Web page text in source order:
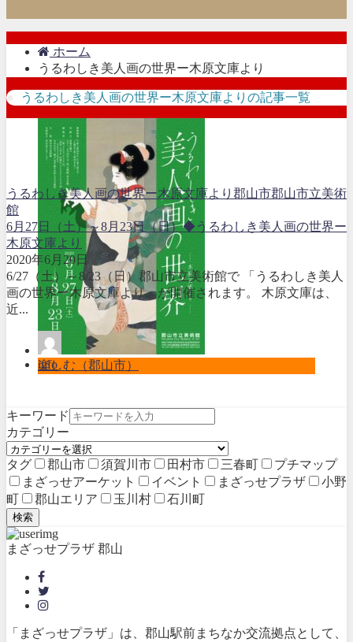
ホーム
うるわしき美人画の世界ー木原文庫より
うるわしき美人画の世界ー木原文庫よりの記事一覧
楽しむ（郡山市）
うるわしき美人画の世界ー木原文庫より 郡山市郡山市立美術
館
6月27日（土）～8月23日（日）◆うるわしき美人画の世界ー
木原文庫より
2020年6月20日
6/27（土）～8/23（日）郡山市立美術館で 「うるわしき美人
画の世界ー木原文庫より」が開催されます。 木原文庫は、
近...
info
キーワード
カテゴリー
タグ 郡山市 須賀川市 田村市 三春町
プチマップ
まざっせアーケット
イベント まざっせプラザ
小野
町
郡山エリア 玉川村 石川町
検索
まざっせプラザ 郡山
「まざっせプラザ」は、郡山駅前まちなか交流拠点として、